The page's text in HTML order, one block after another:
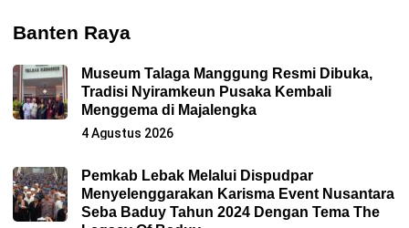
Banten Raya
Museum Talaga Manggung Resmi Dibuka,
Tradisi Nyiramkeun Pusaka Kembali
Menggema di Majalengka
4 Agustus 2026
Pemkab Lebak Melalui Dispudpar
Menyelenggarakan Karisma Event Nusantara
Seba Baduy Tahun 2024 Dengan Tema The